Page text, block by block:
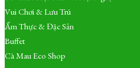
Vui Chơi & Lưu Trú
Ẩm Thực & Đặc Sản
Buffet
Cà Mau Eco Shop